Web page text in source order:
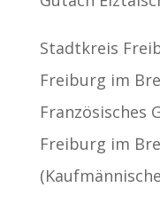
Stadtkreis
Freiburg im
Französisches
Freiburg im